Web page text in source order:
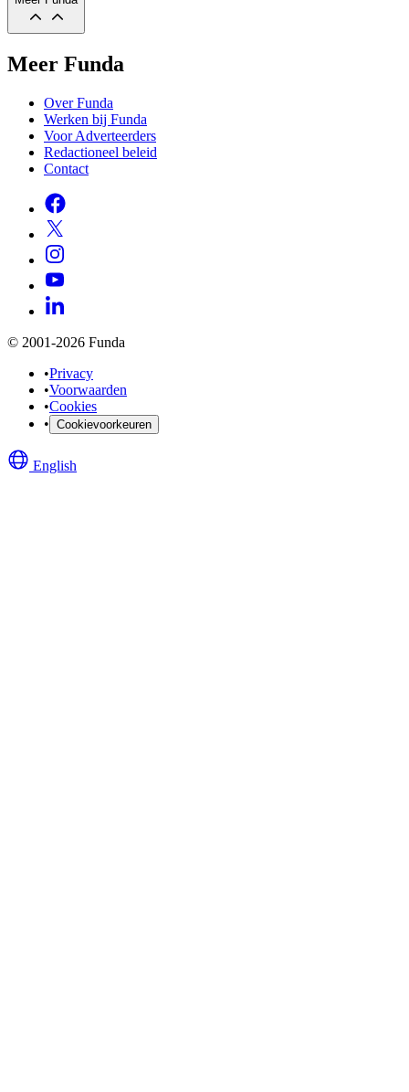
Meer Funda
Over Funda
Werken bij Funda
Voor Adverteerders
Redactioneel beleid
Contact
© 2001-2026 Funda
•Privacy
•Voorwaarden
•Cookies
• Cookievoorkeuren
English